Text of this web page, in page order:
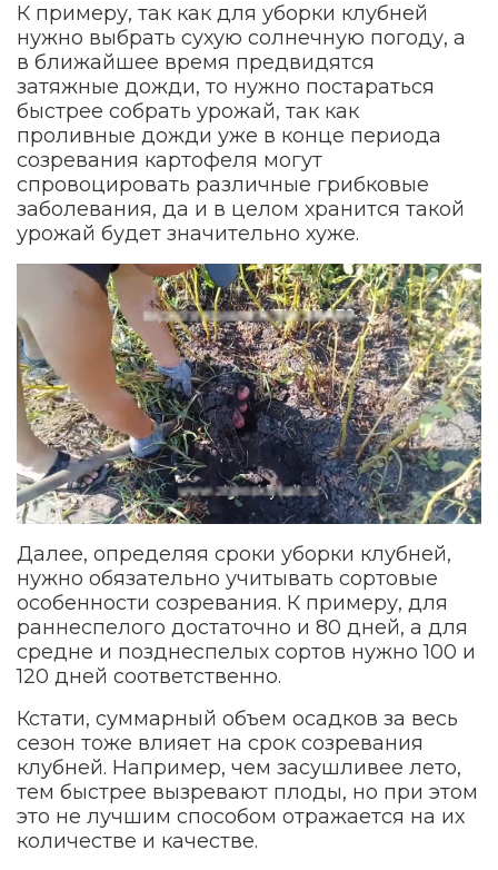
К примеру, так как для уборки клубней
нужно выбрать сухую солнечную погоду, а
в ближайшее время предвидятся
затяжные дожди, то нужно постараться
быстрее собрать урожай, так как
проливные дожди уже в конце периода
созревания картофеля могут
спровоцировать различные грибковые
заболевания, да и в целом хранится такой
урожай будет значительно хуже.
Далее, определяя сроки уборки клубней,
нужно обязательно учитывать сортовые
особенности созревания. К примеру, для
раннеспелого достаточно и 80 дней, а для
средне и позднеспелых сортов нужно 100 и
120 дней соответственно.
Кстати, суммарный объем осадков за весь
сезон тоже влияет на срок созревания
клубней. Например, чем засушливее лето,
тем быстрее вызревают плоды, но при этом
это не лучшим способом отражается на их
количестве и качестве.